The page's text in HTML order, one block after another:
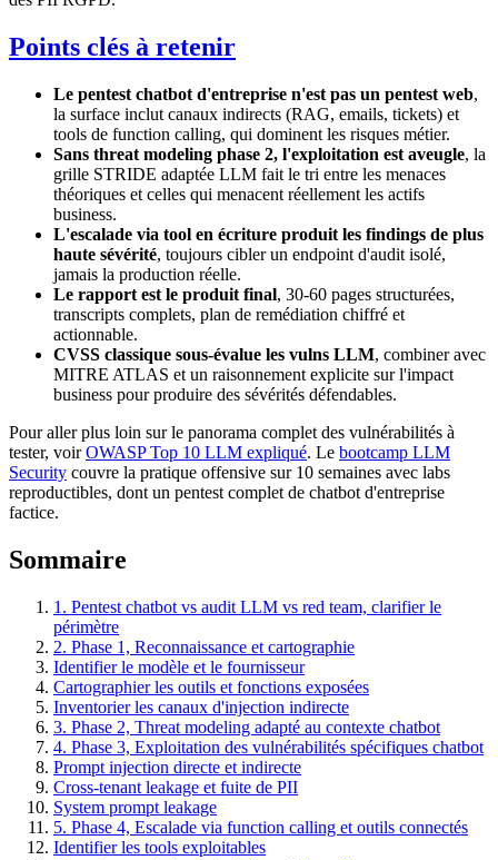
Points clés à retenir
Le pentest chatbot d'entreprise n'est pas un pentest web,
la surface inclut canaux indirects (RAG, emails, tickets) et
tools de function calling, qui dominent les risques métier.
Sans threat modeling phase 2, l'exploitation est aveugle, la
grille STRIDE adaptée LLM fait le tri entre les menaces
théoriques et celles qui menacent réellement les actifs
business.
L'escalade via tool en écriture produit les findings de plus
haute sévérité, toujours cibler un endpoint d'audit isolé,
jamais la production réelle.
Le rapport est le produit final, 30-60 pages structurées,
transcripts complets, plan de remédiation chiffré et
actionnable.
CVSS classique sous-évalue les vulns LLM, combiner avec
MITRE ATLAS et un raisonnement explicite sur l'impact
business pour produire des sévérités défendables.
Pour aller plus loin sur le panorama complet des vulnérabilités à
tester, voirOWASP Top 10 LLM expliqué. Le bootcamp LLM
Security couvre la pratique offensive sur 10 semaines avec labs
reproductibles, dont un pentest complet de chatbot d'entreprise
factice.
Sommaire
1. Pentest chatbot vs audit LLM vs red team, clarifier le
périmètre
2. Phase 1, Reconnaissance et cartographie
Identifier le modèle et le fournisseur
Cartographier les outils et fonctions exposées
Inventorier les canaux d'injection indirecte
3. Phase 2, Threat modeling adapté au contexte chatbot
4. Phase 3, Exploitation des vulnérabilités spécifiques chatbot
Prompt injection directe et indirecte
Cross-tenant leakage et fuite de PII
System prompt leakage
5. Phase 4, Escalade via function calling et outils connectés
Identifier les tools exploitables